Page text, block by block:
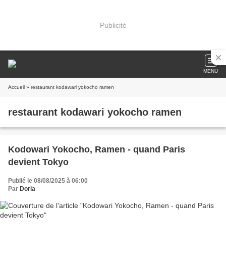
Publicité
MENU
Accueil » restaurant kodawari yokocho ramen
restaurant kodawari yokocho ramen
Kodowari Yokocho, Ramen - quand Paris
devient Tokyo
Publié le 08/08/2025 à 06:00
Par Doria